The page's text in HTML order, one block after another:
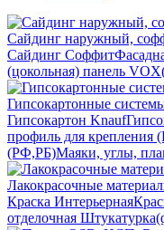
Сайдинг наружный,
Сайдинг Соффит
(цокольная) панель
Гипсокартонные
Гипсокартон Knauf
профиль для крепления
(РФ,РБ)Маяки, углы,
Лакокрасочные
Краска Интерьерная
отделочная